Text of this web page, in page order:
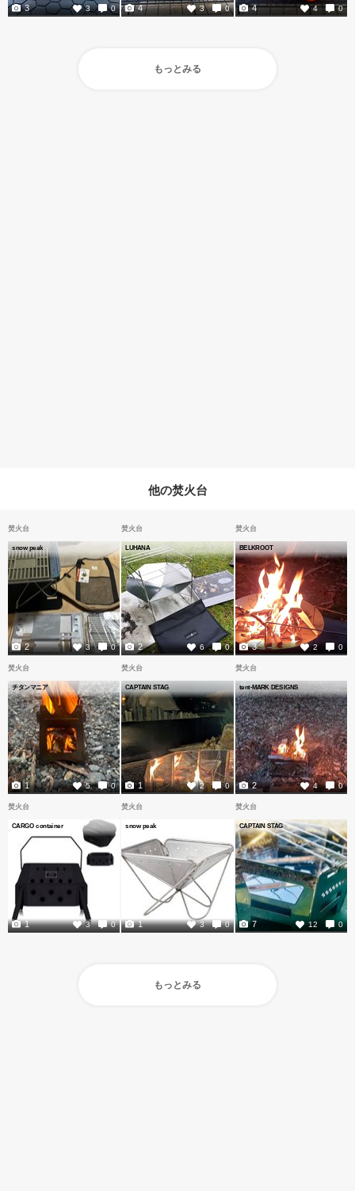
3 0
3 3 0
4 4 0
4
もっとみる
他の焚火台
焚火台
snow peak
3 0
2
焚火台
LUHANA
6 0
2
焚火台
BELKROOT
2 0
3
焚火台
チタンマニア
5 0
1
焚火台
CAPTAIN STAG
2 0
1
焚火台
tent-MARK DESIGNS
4 0
2
焚火台
CARGO container
3 0
1
焚火台
snow peak
3 0
1
焚火台
CAPTAIN STAG
12 0
7
もっとみる